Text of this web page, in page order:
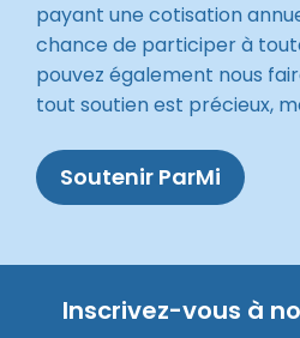
payant une cotisation
chance de participer à
pouvez également nous
tout soutien est précieux,
Soutenir ParMi
Inscrivez-vous à